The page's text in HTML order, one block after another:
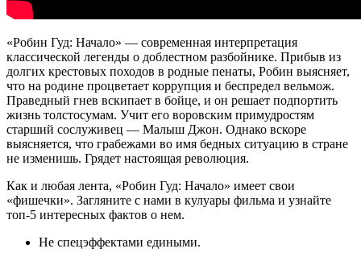
«Робин Гуд: Начало» — современная интерпретация
классической легенды о доблестном разбойнике. Прибыв из
долгих крестовых походов в родные пенаты, Робин выясняет,
что на родине процветает коррупция и беспредел вельмож.
Праведный гнев вскипает в бойце, и он решает подпортить
жизнь толстосумам. Учит его воровским примудростям
старший сослуживец — Малыш Джон. Однако вскоре
выясняется, что грабежами во имя бедных ситуацию в стране
не изменишь. Грядет настоящая революция.
Как и любая лента, «Робин Гуд: Начало» имеет свои
«фишечки». Загляните с нами в кулуары фильма и узнайте
топ-5 интересных фактов о нем.
Не спецэффектами едиными.